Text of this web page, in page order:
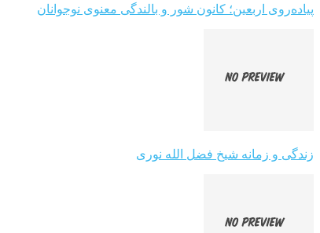
پیاده‌روی اربعین؛ کانون شور و بالندگی معنوی نوجوانان
زندگی و زمانه شیخ فضل الله نوری